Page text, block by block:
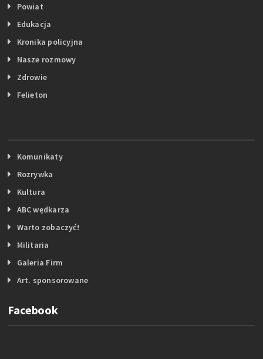
Powiat
Edukacja
Kronika policyjna
Nasze rozmowy
Zdrowie
Felieton
Komunikaty
Rozrywka
Kultura
ABC wędkarza
Warto zobaczyć!
Militaria
Galeria Firm
Art. sponsorowane
Facebook